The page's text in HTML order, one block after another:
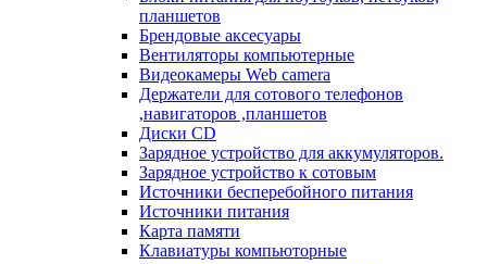
планшетов
Брендовые аксесуары
Вентиляторы компьютерные
Видеокамеры Web camera
Держатели для сотового телефонов
,навигаторов ,планшетов
Диски CD
Зарядное устройство для аккумуляторов.
Зарядное устройство к сотовым
Источники бесперебойного питания
Источники питания
Карта памяти
Клавиатуры компьюторные